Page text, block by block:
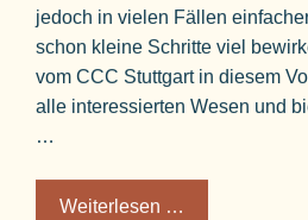
jedoch in vielen Fällen
schon kleine Schritte viel
vom CCC Stuttgart in diesem
alle interessierten Wesen und
…
Weiterlesen …